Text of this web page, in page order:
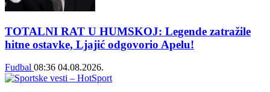
TOTALNI RAT U HUMSKOJ: Legende zatražile
hitne ostavke, Ljajić odgovorio Apelu!
Fudbal 08:36 04.08.2026.